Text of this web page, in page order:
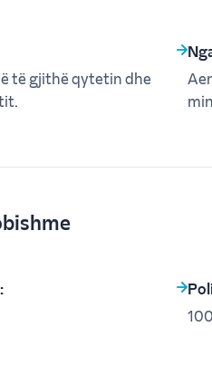
të gjithë qytetin dhe
100